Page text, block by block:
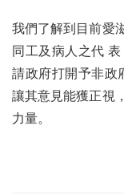
我們了解到目前愛
同工及病人之代
請政府打開予非政
讓其意見能獲正視
力量。